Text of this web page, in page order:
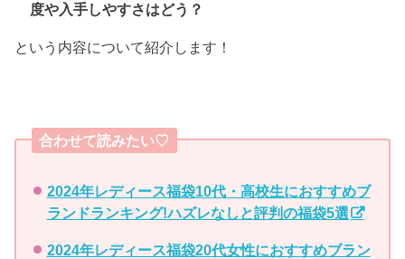
度や入手しやすさはどう？
という内容について紹介します！
合わせて読みたい♡
2024年レディース福袋10代・高校生におすすめブ
ランドランキング!ハズレなしと評判の福袋5選
2024年レディース福袋20代女性におすすめブラン